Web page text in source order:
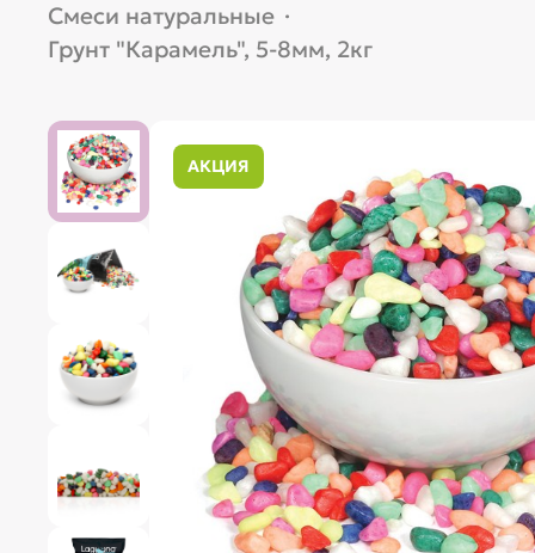
Смеси натуральные ·
Грунт "Карамель", 5-8мм, 2кг
АКЦИЯ